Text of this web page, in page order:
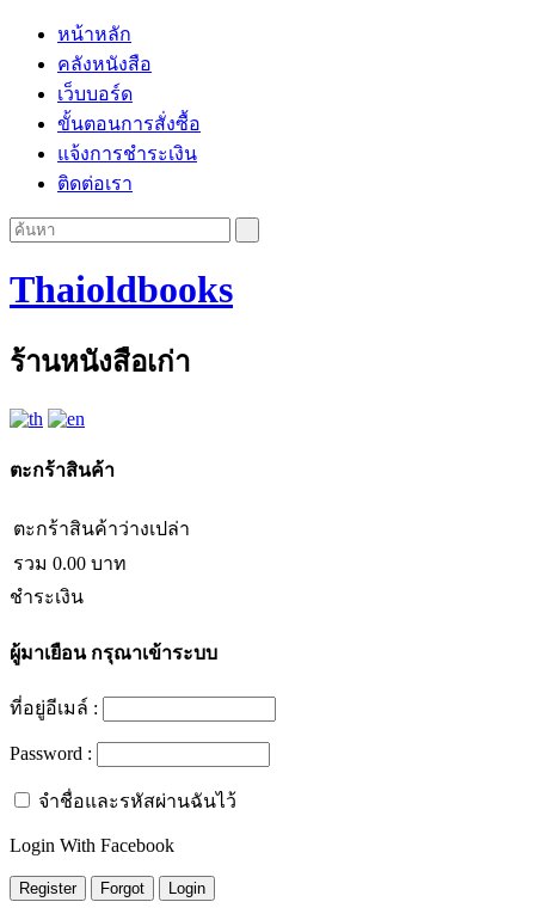
หน้าหลัก
คลังหนังสือ
เว็บบอร์ด
ขั้นตอนการสั่งซื้อ
แจ้งการชำระเงิน
ติดต่อเรา
Thaioldbooks
ร้านหนังสือเก่า
ตะกร้าสินค้า
ตะกร้าสินค้าว่างเปล่า
รวม 0.00 บาท
ชำระเงิน
ผู้มาเยือนกรุณาเข้าระบบ
ที่อยู่อีเมล์ :
Password :
จำชื่อและรหัสผ่านฉันไว้
Login With Facebook